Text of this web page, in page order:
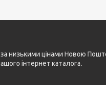
низькими цінами Новою
інтернет каталога.